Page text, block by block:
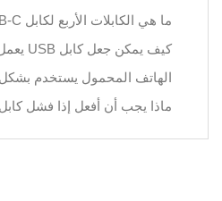
ما هي الكابلات الأربع لكابل USB-C؟
الهاتف المحمول يستخدم
ماذا يجب أن أفعل إذا فشل كابل USB في الشحن؟